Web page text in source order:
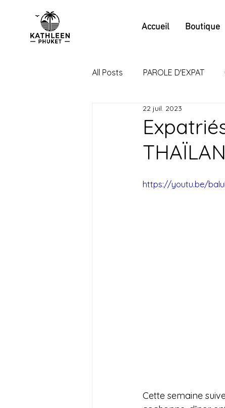
Accueil Boutique
All Posts PAROLE D'EXPAT
22 juil. 2023
https://youtu.be/
Cette semaine